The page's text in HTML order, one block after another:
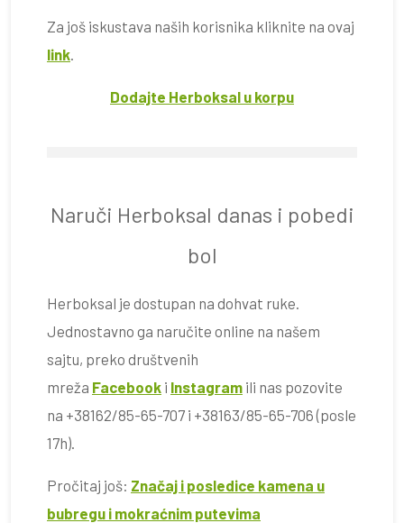
Za još iskustava naših korisnika kliknite na ovaj
link
Dodajte Herboksal u korpu
Naruči Herboksal danas i pobedi
bol
Herboksal je dostupan na dohvat ruke.
Jednostavno ga naručite online na našem
sajtu, preko društvenih
mreža Facebook i Instagram ili nas pozovite
na +38162/85-65-707 i +38163/85-65-706 (posle
17h).
Pročitaj još: Značaj i posledice kamena u
bubregu i mokraćnim putevima